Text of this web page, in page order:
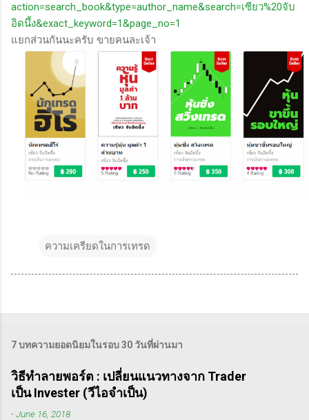
action=search_book&type=author_name&search=เซียว%20จับ
อิดนึ้ง&exact_keyword=1&page_no=1
แยกส่วนกันนะครับ ขายคนละเจ้า
ความเครียดในการเทรด
7 บทความยอดนิยมในรอบ 30 วันที่ผ่านมา
วิธีทำลายพอร์ต : เปลี่ยนแนวทางจาก Trader
เป็น Invester (วีไอจำเป็น)
-June 16, 2018